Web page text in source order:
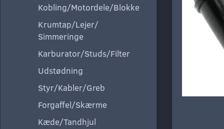
Kobling/Motordele/Blokke
Krumtap/Lejer/
Simmeringe
Karburator/Studs/Filter
Udstødning
Styr/Kabler/Greb
Forgaffel/Skærme
Kæde/Tandhjul